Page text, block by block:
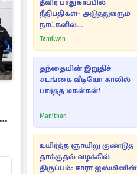
தீவிர பாதுகாப்பில்
நீதிபதிகள்- அடுத்துவரும்
நாட்களில்
அம்பலமாகவுள்ள ரகசியம்
Tamilwin
தந்தையின் இறுதிச்
சடங்கை வீடியோ காலில்
பார்த்த மகள்கள்!
Manithan
உயிர்த்த ஞாயிறு குண்டுத்
தாக்குதல் வழக்கில்
திருப்பம்: சாரா ஜஸ்மினின்